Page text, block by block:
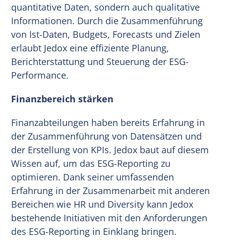
quantitative Daten, sondern auch qualitative
Informationen. Durch die Zusammenführung
von Ist-Daten, Budgets, Forecasts und Zielen
erlaubt Jedox eine effiziente Planung,
Berichterstattung und Steuerung der ESG-
Performance.
Finanzbereich stärken
Finanzabteilungen haben bereits Erfahrung in
der Zusammenführung von Datensätzen und
der Erstellung von KPIs. Jedox baut auf diesem
Wissen auf, um das ESG-Reporting zu
optimieren. Dank seiner umfassenden
Erfahrung in der Zusammenarbeit mit anderen
Bereichen wie HR und Diversity kann Jedox
bestehende Initiativen mit den Anforderungen
des ESG-Reporting in Einklang bringen.